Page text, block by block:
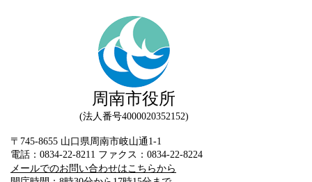
周南市役所
法人番号4000020352152
〒745-8655 山口県周南市岐山通1-1
電話：0834-22-8211 ファクス：0834-22-8224
メールでのお問い合わせはこちらから